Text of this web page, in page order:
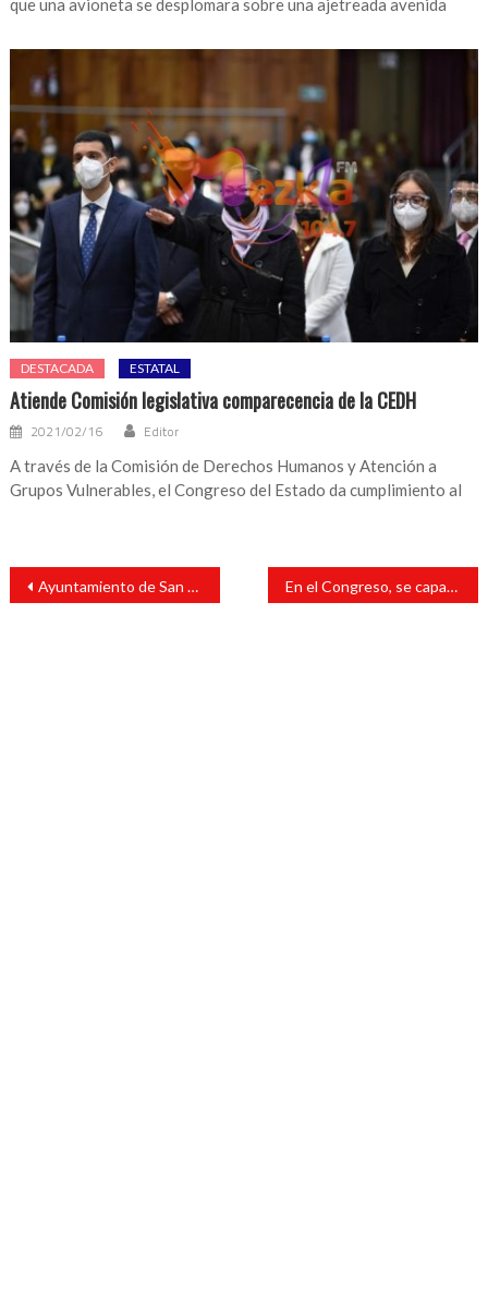
que una avioneta se desplomara sobre una ajetreada avenida
DESTACADA ESTATAL
Atiende Comisión legislativa comparecencia de la CEDH
2021/02/16 Editor
A través de la Comisión de Derechos Humanos y Atención a
Grupos Vulnerables, el Congreso del Estado da cumplimiento al
Navegación
entradas
Ayuntamiento de San Andrés Tuxtla promueve pláticas de educación sexual para prevenir el embarazo adolescente En el Congreso, se capacitan estudiantes en movilidad urbana